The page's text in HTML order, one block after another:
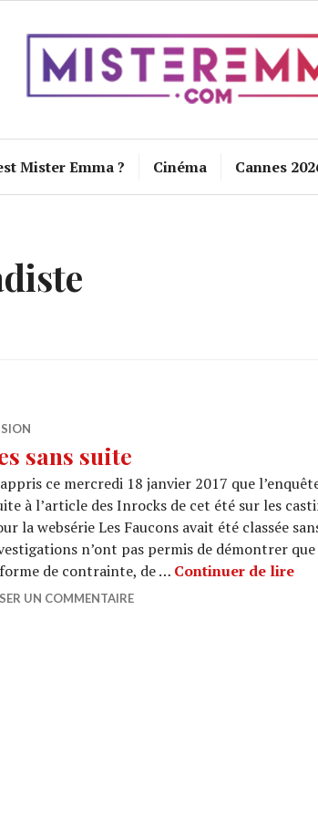
Mister Emma ? Cinéma Cannes
sans suite
ce mercredi 18 janvier 2017 que
à l’article des Inrocks de cet été sur les
la websérie Les Faucons avait été classée
n’ont pas permis de démontrer que
de contrainte, de … Continuer de lire
UN COMMENTAIRE